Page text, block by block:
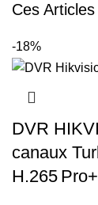
Ces
-18%
DVR
canaux
H.265